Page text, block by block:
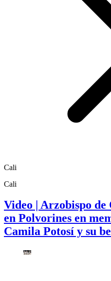
Cali
Cali
Video | Arzobispo
en Polvorines en
Camila Potosí y su